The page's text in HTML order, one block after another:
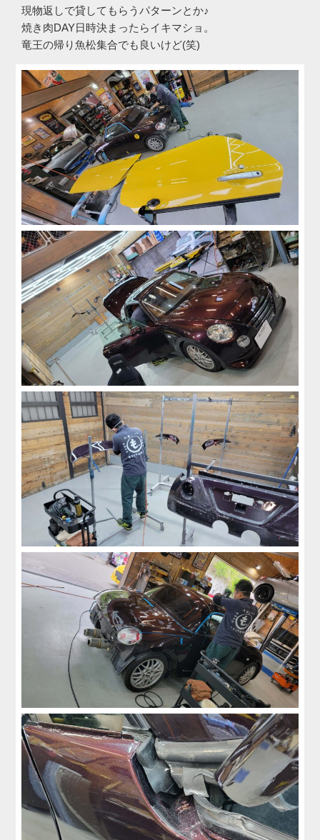
現物返しで貸してもらうパターンとか♪
焼き肉DAY日時決まったらイキマショ。
竜王の帰り魚松集合でも良いけど(笑)